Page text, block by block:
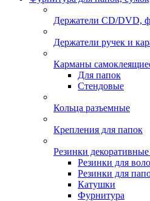
Держатели CD/DVD,
Держатели ручек и
Карманы
Для папок
Стендовые
Кольца разъемные
Крепления для папок
Резинки декоративные
Резинки для
Резинки для
Катушки
Фурнитура